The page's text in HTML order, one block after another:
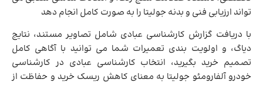
تواند ارزیابی فنی و بدنه جولیتا را به صورت کامل انجام دهد
با دریافت گزارش کارشناسی عبادی شامل تصاویر مستند، نتایج
دیاگ، و اولویت بندی تعمیرات شما می توانید با آگاهی کامل
تصمیم خرید بگیرید، انتخاب کارشناسی عبادی در کارشناسی
خودرو آلفارومئو جولیتا به معنای کاهش ریسک خرید و حفاظت از